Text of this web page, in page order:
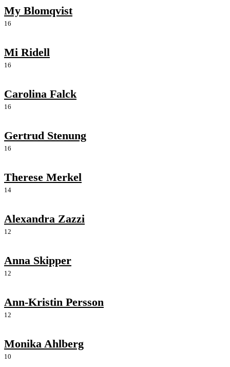
My Blomqvist
16
Mi Ridell
16
Carolina Falck
16
Gertrud Stenung
16
Therese Merkel
14
Alexandra Zazzi
12
Anna Skipper
12
Ann-Kristin Persson
12
Monika Ahlberg
10